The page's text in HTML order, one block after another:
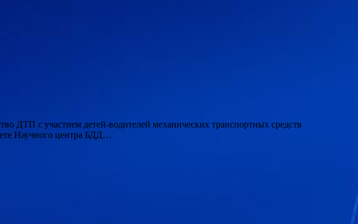
ДТП с участием детей-водителей механических транспортных средств
Научного центра БДД…